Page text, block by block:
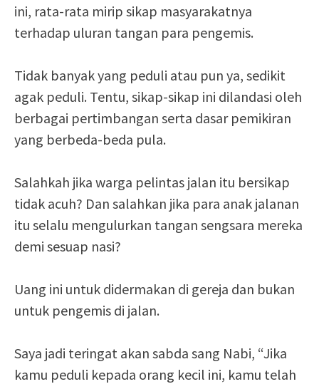
ini, rata-rata mirip sikap masyarakatnya
terhadap uluran tangan para pengemis.
Tidak banyak yang peduli atau pun ya, sedikit
agak peduli. Tentu, sikap-sikap ini dilandasi oleh
berbagai pertimbangan serta dasar pemikiran
yang berbeda-beda pula.
Salahkah jika warga pelintas jalan itu bersikap
tidak acuh? Dan salahkan jika para anak jalanan
itu selalu mengulurkan tangan sengsara mereka
demi sesuap nasi?
Uang ini untuk didermakan di gereja dan bukan
untuk pengemis di jalan.
Saya jadi teringat akan sabda sang Nabi, “Jika
kamu peduli kepada orang kecil ini, kamu telah